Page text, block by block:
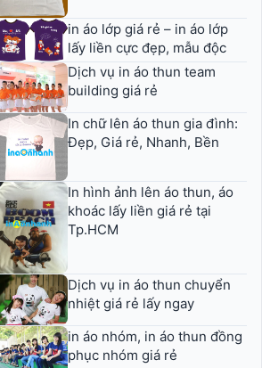
in áo lớp giá rẻ – in áo lớp
lấy liền cực đẹp, mẫu độc
Dịch vụ in áo thun team
building giá rẻ
In chữ lên áo thun gia đình:
Đẹp, Giá rẻ, Nhanh, Bền
In hình ảnh lên áo thun, áo
khoác lấy liền giá rẻ tại
Tp.HCM
Dịch vụ in áo thun chuyển
nhiệt giá rẻ lấy ngay
in áo nhóm, in áo thun đồng
phục nhóm giá rẻ